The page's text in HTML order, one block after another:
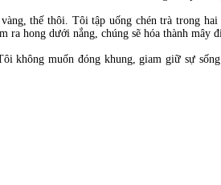
thế thôi. Tôi tập uống chén trà trong hai
ra hong dưới nắng, chúng sẽ hóa thành mây
không muốn đóng khung, giam giữ sự